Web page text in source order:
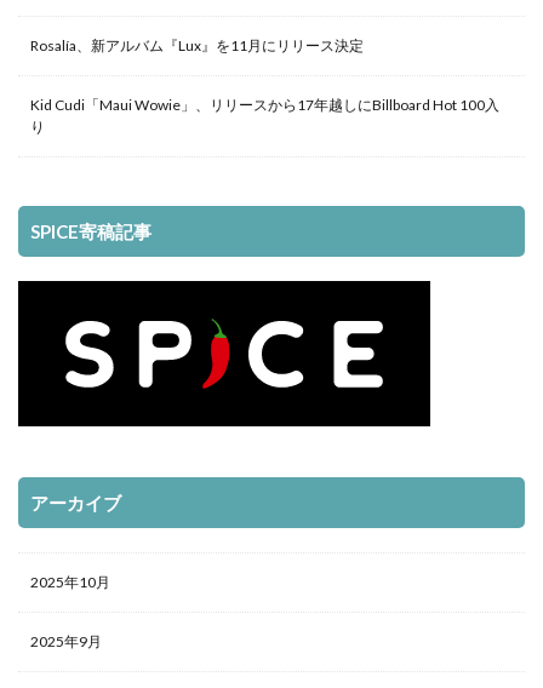
Rosalía、新アルバム『Lux』を11月にリリース決定
Kid Cudi「Maui Wowie」、リリースから17年越しにBillboard Hot 100入
り
SPICE寄稿記事
アーカイブ
2025年10月
2025年9月